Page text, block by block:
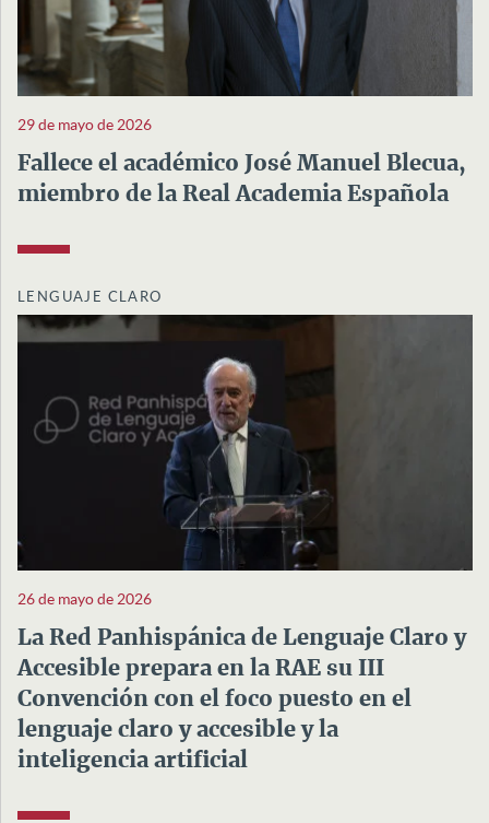
29 de mayo de 2026
Fallece el académico José Manuel Blecua,
miembro de la Real Academia Española
LENGUAJE CLARO
26 de mayo de 2026
La Red Panhispánica de Lenguaje Claro y
Accesible prepara en la RAE su III
Convención con el foco puesto en el
lenguaje claro y accesible y la
inteligencia artificial